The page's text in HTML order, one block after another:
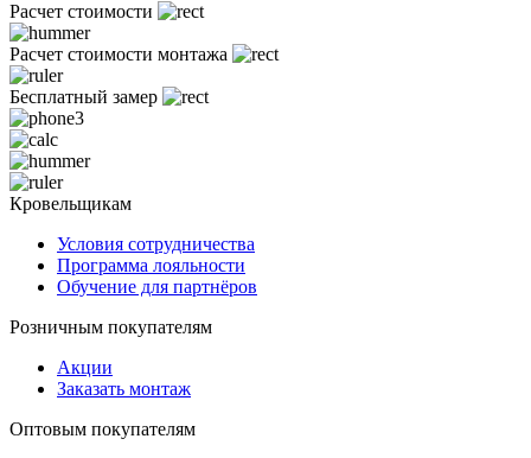
Расчет стоимости
Расчет стоимости монтажа
Бесплатный замер
Кровельщикам
Условия сотрудничества
Программа лояльности
Обучение для партнёров
Розничным покупателям
Акции
Заказать монтаж
Оптовым покупателям